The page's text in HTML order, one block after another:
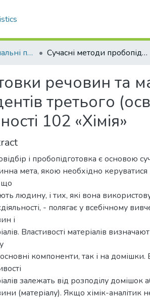
Підручники, навчальні посібники та інші науково- та навчально-методичні праці ФХФ Сучасні методи пробопідготовки речовин та матеріалів до аналізу : методичні вказівки для студентів третього (освітньо-наукового) рівня (PhD) вищої освіти спеціальності 102 «Хімія»
речовин та
третього
102 «Хімія»
і пробопідготовка є основою
мета, якою необхідно
що
людину, і тих, які вона
- полягає у всебічному
і
Властивості матеріалів
компоненти, так і на домішки.
залежать від розподілу домішок
(матеріалу). Якщо хімік-аналітик